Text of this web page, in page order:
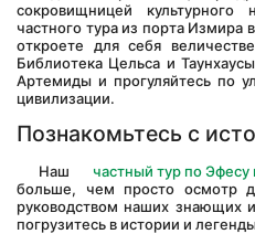
сокровищницей
частного тура из порта Измира
откроете для себя
Библиотека Цельса и
Артемиды и прогуляйтесь по
цивилизации.
Познакомьтесь с
Наш частный тур по
больше, чем просто осмотр
руководством наших знающих
погрузитесь в истории и